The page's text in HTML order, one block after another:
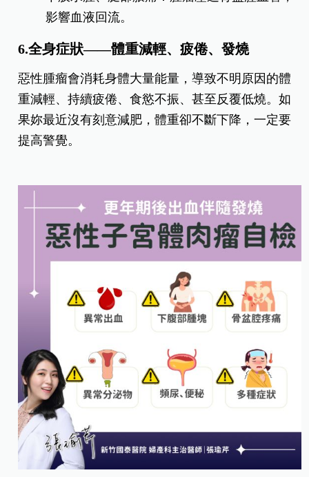
影響血液回流。
6.全身症狀——體重減輕、疲倦、發燒
惡性腫瘤會消耗身體大量能量，導致不明原因的體
重減輕、持續疲倦、食慾不振、甚至反覆低燒。如
果妳最近沒有刻意減肥，體重卻不斷下降，一定要
提高警覺。